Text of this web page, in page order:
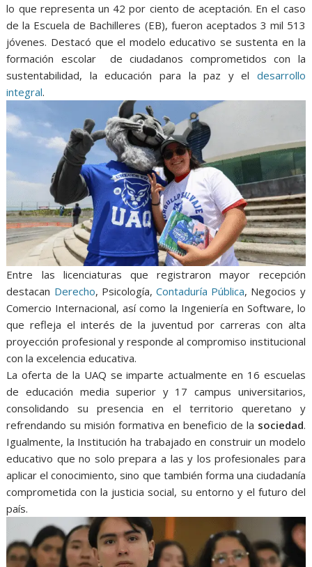
lo que representa un 42 por ciento de aceptación. En el caso
de la Escuela de Bachilleres (EB), fueron aceptados 3 mil 513
jóvenes. Destacó que el modelo educativo se sustenta en la
formación escolar de ciudadanos comprometidos con la
sustentabilidad, la educación para la paz y el desarrollo
integral.
Entre las licenciaturas que registraron mayor recepción
destacan Derecho, Psicología, Contaduría Pública, Negocios y
Comercio Internacional, así como la Ingeniería en Software, lo
que refleja el interés de la juventud por carreras con alta
proyección profesional y responde al compromiso institucional
con la excelencia educativa.
La oferta de la UAQ se imparte actualmente en 16 escuelas
de educación media superior y 17 campus universitarios,
consolidando su presencia en el territorio queretano y
refrendando su misión formativa en beneficio de la sociedad.
Igualmente, la Institución ha trabajado en construir un modelo
educativo que no solo prepara a las y los profesionales para
aplicar el conocimiento, sino que también forma una ciudadanía
comprometida con la justicia social, su entorno y el futuro del
país.